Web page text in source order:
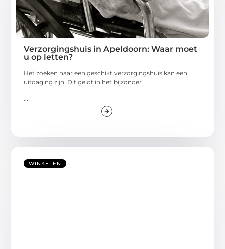
Verzorgingshuis in Apeldoorn: Waar moet
u op letten?
Het zoeken naar een geschikt verzorgingshuis kan een
uitdaging zijn. Dit geldt in het bijzonder
WINKELEN